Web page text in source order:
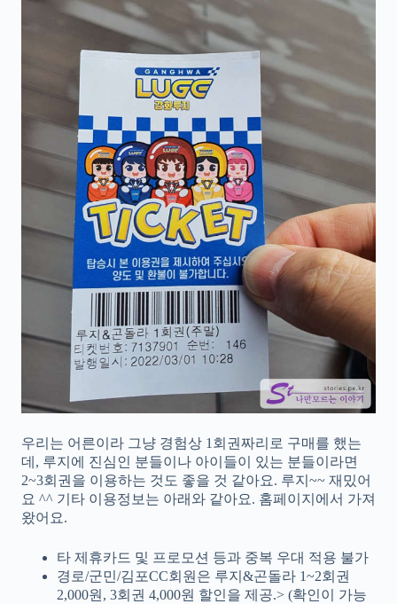
우리는 어른이라 그냥 경험상 1회권짜리로 구매를 했는
데, 루지에 진심인 분들이나 아이들이 있는 분들이라면
2~3회권을 이용하는 것도 좋을 것 같아요. 루지~~ 재밌어
요 ^^ 기타 이용정보는 아래와 같아요. 홈페이지에서 가져
왔어요.
타 제휴카드 및 프로모션 등과 중복 우대 적용 불가
경로/군민/김포CC회원은 루지&곤돌라 1~2회권
2,000원, 3회권 4,000원 할인을 제공.> (확인이 가능